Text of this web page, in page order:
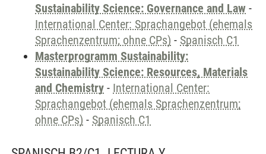
Sustainability Science: Governance and Law -
International Center: Sprachangebot (ehemals
Sprachenzentrum; ohne CPs) - Spanisch C1
Masterprogramm Sustainability:
Sustainability Science: Resources, Materials
and Chemistry - International Center:
Sprachangebot (ehemals Sprachenzentrum;
ohne CPs) - Spanisch C1